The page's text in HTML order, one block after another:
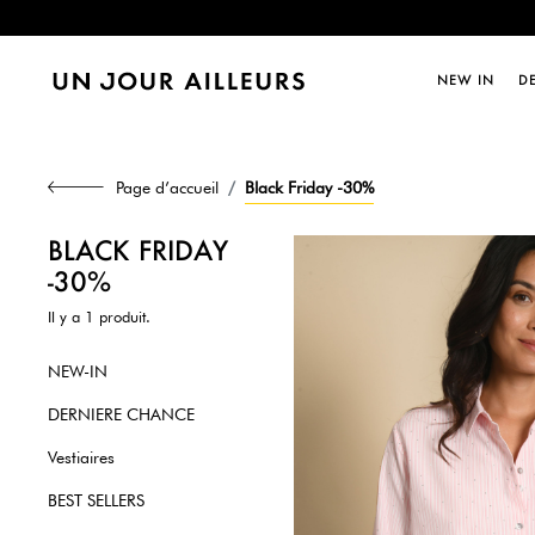
NEW IN
Page d’accueil Black Friday -30%
BLACK FRIDAY
-30%
Il y a 1 produit.
NEW-IN
DERNIERE CHANCE
Vestiaires
BEST SELLERS